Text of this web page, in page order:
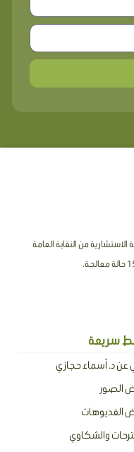
الاستشارية من النقابة العامة
سريعة
عن د. أسماء حجازي
الصور
الفديوهات
والشكاوي